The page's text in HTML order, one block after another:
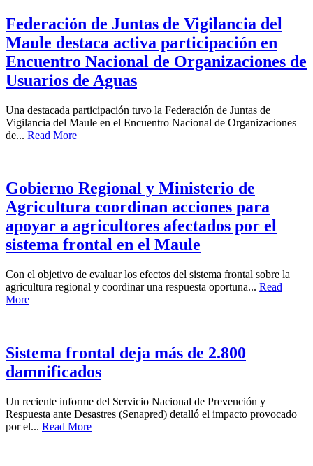
Federación de Juntas de Vigilancia del
Maule destaca activa participación en
Encuentro Nacional de Organizaciones de
Usuarios de Aguas
Una destacada participación tuvo la Federación de Juntas de
Vigilancia del Maule en el Encuentro Nacional de Organizaciones
de... Read More
Gobierno Regional y Ministerio de
Agricultura coordinan acciones para
apoyar a agricultores afectados por el
sistema frontal en el Maule
Con el objetivo de evaluar los efectos del sistema frontal sobre la
agricultura regional y coordinar una respuesta oportuna... Read
More
Sistema frontal deja más de 2.800
damnificados
Un reciente informe del Servicio Nacional de Prevención y
Respuesta ante Desastres (Senapred) detalló el impacto provocado
por el... Read More